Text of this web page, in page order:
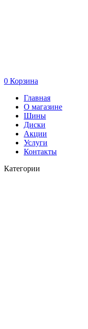
0 Корзина
Главная
О магазине
Шины
Диски
Акции
Услуги
Контакты
Категории